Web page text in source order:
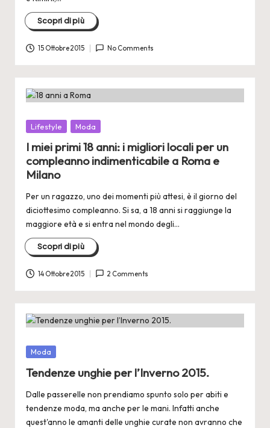
Scopri di più
15 Ottobre 2015 No Comments
Posted
Lifestyle Moda
I miei primi 18 anni: i migliori locali per un
compleanno indimenticabile a Roma e
Milano
Per un ragazzo, uno dei momenti più attesi, è il giorno del
diciottesimo compleanno. Si sa, a 18 anni si raggiunge la
maggiore età e si entra nel mondo degli…
Scopri di più
14 Ottobre 2015 2 Comments
Posted
Moda
Tendenze unghie per l’Inverno 2015.
Dalle passerelle non prendiamo spunto solo per abiti e
tendenze moda, ma anche per le mani. Infatti anche
quest'anno le amanti delle unghie curate non avranno che